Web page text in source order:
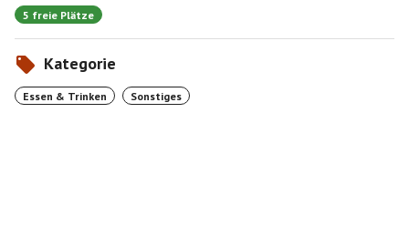
5 freie Plätze
Kategorie
Essen & Trinken Sonstiges